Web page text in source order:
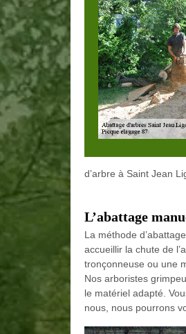
d’arbre à Saint Jean
L’abattage
La méthode
accueillir la chute de
tronçonneuse ou une
Nos arboristes
le matériel adapté.
nous, nous pourrons